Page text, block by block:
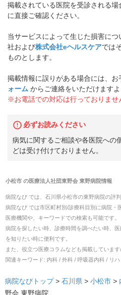
掲載されている医院を受診される
に直接ご確認ください。
当サービスによって生じた損害に
社および株式会社eヘルスケアでは
ものとします。
掲載情報に誤りがある場合には、お
ォーム からご連絡をいただけます
※お電話での対応は行っておりませ
必ずお読みください
病気に関するご相談や各医院への
どは受け付けておりません。
小松市の医療法人社団東野会 東野病院情報
病院なび では、 石川県小松市の東野病院の評
病院なび では市区町村別/診療科目別に病院・
医療機関や、キーワードでの検索も可能です。
病院を探したい時、診療時間を調べたい時、
を知りたい時に便利です。
また、役立つ医療コラムなども掲載していま
関連キーワード: 内科 / 外科 / 呼吸器内科 / リ
病院なびトップ> 石川県 > 小松市 >
野会 東野病院